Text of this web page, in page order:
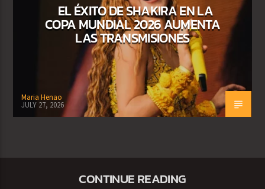
EL ÉXITO DE SHAKIRA EN LA
COPA MUNDIAL 2026 AUMENTA
LAS TRANSMISIONES
Maria Henao
JULY 27, 2026
CONTINUE READING